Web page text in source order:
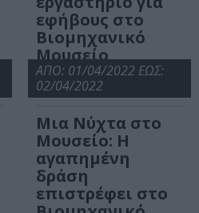
εφήβους στο
Βιομηχανικό
Μουσείο
Φωταερίου
ΑΠΟ: 01/04/2022 ΕΩΣ:
02/04/2022
Μια Νύχτα στο
Μουσείο: Η
αγαπημένη
δράση
επιστρέφει στο